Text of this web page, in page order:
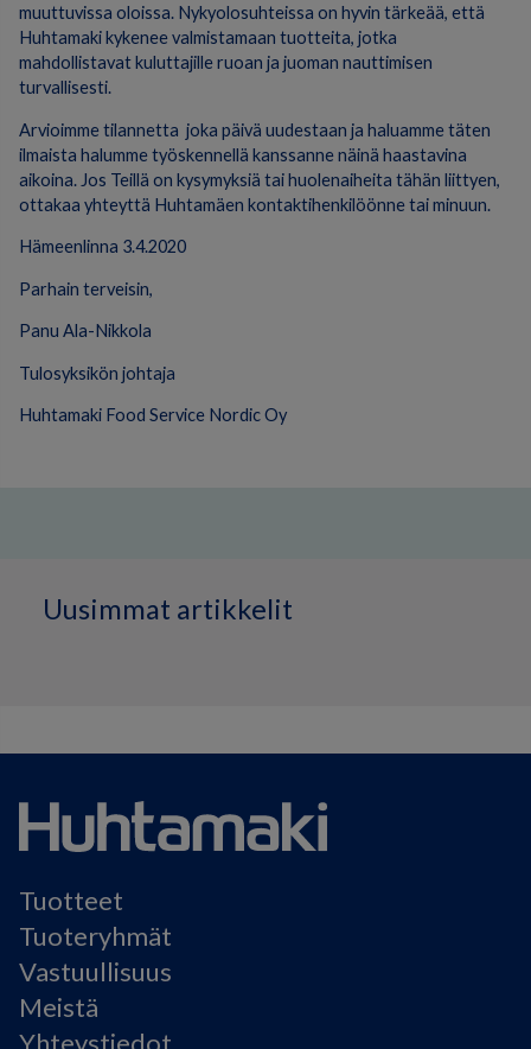
muuttuvissa oloissa. Nykyolosuhteissa on hyvin tärkeää, että
Huhtamaki kykenee valmistamaan tuotteita, jotka
mahdollistavat kuluttajille ruoan ja juoman nauttimisen
turvallisesti.
Arvioimme tilannetta joka päivä uudestaan ja haluamme täten
ilmaista halumme työskennellä kanssanne näinä haastavina
aikoina. Jos Teillä on kysymyksiä tai huolenaiheita tähän liittyen,
ottakaa yhteyttä Huhtamäen kontaktihenkilöönne tai minuun.
Hämeenlinna 3.4.2020
Parhain terveisin,
Panu Ala-Nikkola
Tulosyksikön johtaja
Huhtamaki Food Service Nordic Oy
Uusimmat artikkelit
Tuotteet
Tuoteryhmät
Vastuullisuus
Meistä
Yhteystiedot